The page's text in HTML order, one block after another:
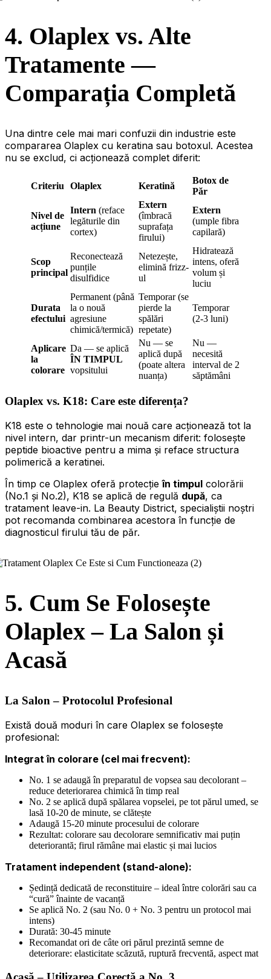
4. Olaplex vs. Alte
Tratamente —
Comparația Completă
Una dintre cele mai mari confuzii din industrie este
compararea Olaplex cu keratina sau botoxul. Acestea
nu se exclud, ci acționează complet diferit:
Criteriu Olaplex Keratină
Botox de
Păr
Nivel de
acțiune
Intern (reface
legăturile din
cortex)
Extern
(îmbracă
suprafața
firului)
Extern
(umple fibra
capilară)
Scop
principal
Reconectează
punțile
disulfidice
Netezește,
elimină frizz-
ul
Hidratează
intens, oferă
volum și
luciu
Durata
efectului
Permanent (până
la o nouă
agresiune
chimică/termică)
Temporar (se
pierde la
spălări
repetate)
Temporar
(2-3 luni)
Aplicare
la
colorare
Da — se aplică
ÎN TIMPUL
vopsitului
Nu — se
aplică după
(poate altera
nuanța)
Nu —
necesită
interval de 2
săptămâni
Olaplex vs. K18: Care este diferența?
K18 este o tehnologie mai nouă care acționează tot la
nivel intern, dar printr-un mecanism diferit: folosește
peptide bioactive pentru a mima și reface structura
polimerică a keratinei.
În timp ce Olaplex oferă protecțieîn timpul colorării
(No.1 și No.2), K18 se aplică de regulă după, ca
tratament leave-in. La Beauty District, specialiștii noștri
pot recomanda combinarea acestora în funcție de
diagnosticul firului tău de păr.
5. Cum Se Folosește
Olaplex – La Salon și
Acasă
La Salon – Protocolul Profesional
Există două moduri în care Olaplex se folosește
profesional:
Integrat în colorare (cel mai frecvent):
No. 1 se adaugă în preparatul de vopsea sau decolorant –
reduce deteriorarea chimică în timp real
No. 2 se aplică după spălarea vopselei, pe tot părul umed, se
lasă 10-20 de minute, se clătește
Adaugă 15-20 minute procesului de colorare
Rezultat: colorare sau decolorare semnificativ mai puțin
deteriorantă; firul rămâne mai elastic și mai lucios
Tratament independent (stand-alone):
Ședință dedicată de reconstituire – ideal între colorări sau ca
“cură” înainte de vacanță
Se aplică No. 2 (sau No. 0 + No. 3 pentru un protocol mai
intens)
Durată: 30-45 minute
Recomandat ori de câte ori părul prezintă semne de
deteriorare: elasticitate scăzută, ruptură frecventă, aspect mat